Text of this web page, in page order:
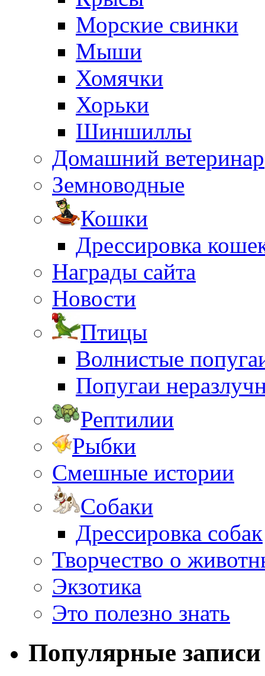
Морские свинки
Мыши
Хомячки
Хорьки
Шиншиллы
Домашний ветеринар
Земноводные
Кошки
Дрессировка
Награды сайта
Новости
Птицы
Волнистые
Попугаи
Рептилии
Рыбки
Смешные истории
Собаки
Дрессировка собак
Творчество о
Экзотика
Это полезно знать
Популярные записи